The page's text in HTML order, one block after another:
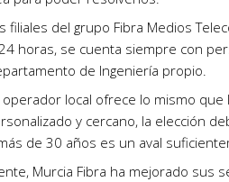
filiales del grupo Fibra Medios
horas, se cuenta siempre con
de Ingeniería propio.
local ofrece lo mismo
y cercano, la elección
de 30 años es un aval
Murcia Fibra ha mejorado sus